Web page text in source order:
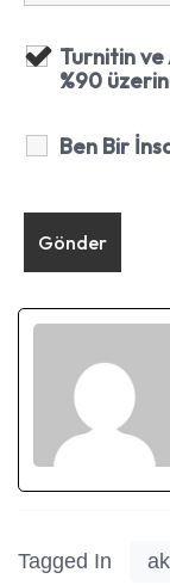
Turnitin ve
%90
Ben Bir
Tagged In